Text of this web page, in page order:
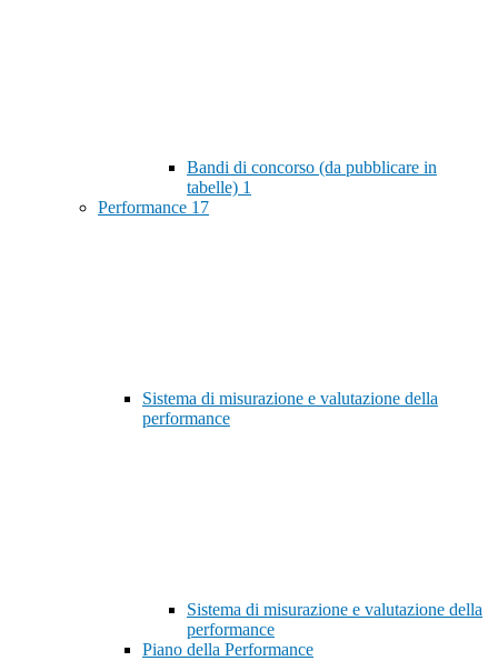
Bandi di concorso (da pubblicare in
tabelle) 1
Performance 17
Sistema di misurazione e valutazione della
performance
Sistema di misurazione e valutazione della
performance
Piano della Performance